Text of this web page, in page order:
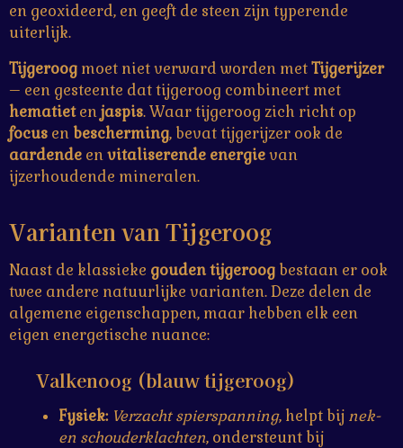
en geoxideerd, en geeft de steen zijn typerende
uiterlijk.
Tijgeroog moet niet verward worden metTijgerijzer
– een gesteente dat tijgeroog combineert met
hematietenjaspis. Waar tijgeroog zich richt op
focus en bescherming, bevat tijgerijzer ook de
aardende envitaliserende energievan
ijzerhoudende mineralen.
Varianten van Tijgeroog
Naast de klassieke gouden tijgeroog bestaan er ook
twee andere natuurlijke varianten. Deze delen de
algemene eigenschappen, maar hebben elk een
eigen energetische nuance:
Valkenoog (blauw tijgeroog)
Fysiek: Verzacht spierspanning, helpt bij nek-
en schouderklachten, ondersteunt bij